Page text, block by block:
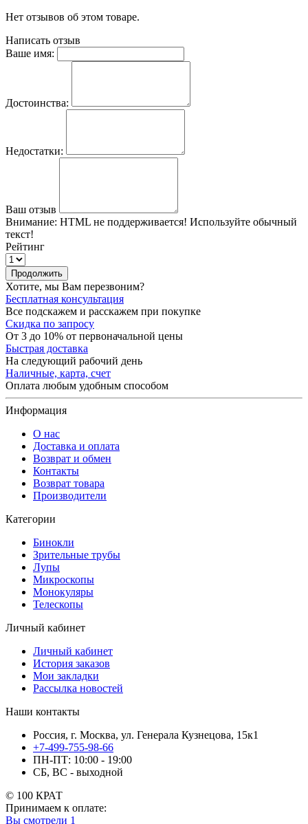
Нет отзывов об этом товаре.
Написать отзыв
Ваше имя:
Достоинства:
Недостатки:
Ваш отзыв
Внимание: HTML не поддерживается! Используйте обычный
текст!
Рейтинг
Продолжить
Хотите, мы Вам перезвоним?
Бесплатная консультация
Все подскажем и расскажем при покупке
Скидка по запросу
От 3 до 10% от первоначальной цены
Быстрая доставка
На следующий рабочий день
Наличные, карта, счет
Оплата любым удобным способом
Информация
О нас
Доставка и оплата
Возврат и обмен
Контакты
Возврат товара
Производители
Категории
Бинокли
Зрительные трубы
Лупы
Микроскопы
Монокуляры
Телескопы
Личный кабинет
Личный кабинет
История заказов
Мои закладки
Рассылка новостей
Наши контакты
Россия, г. Москва, ул. Генерала Кузнецова, 15к1
+7-499-755-98-66
ПН-ПТ: 10:00 - 19:00
СБ, ВС - выходной
© 100 КРАТ
Принимаем к оплате:
Вы смотрели 1